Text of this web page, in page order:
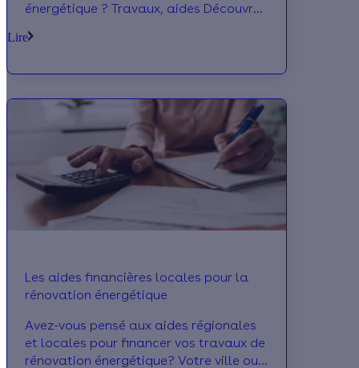
énergétique ? Travaux, aides Découvrez
Lire
Les aides financières locales pour la
rénovation énergétique
Avez-vous pensé aux aides régionales
et locales pour financer vos travaux de
rénovation énergétique? Votre ville ou